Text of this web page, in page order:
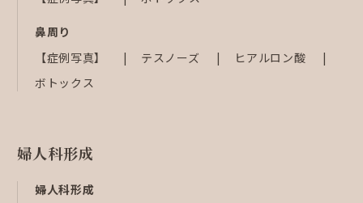
鼻周り
【症例写真】
テスノーズ
ヒアルロン酸
ボトックス
婦人科形成
婦人科形成